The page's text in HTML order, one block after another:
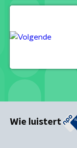
Wie luistert